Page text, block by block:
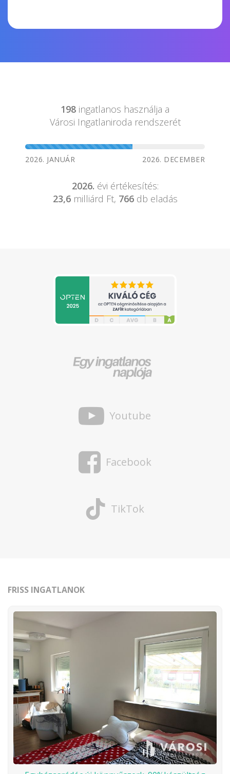
198 ingatlanos használja a
Városi Ingatlaniroda rendszerét
2026. JANUÁR 2026. DECEMBER
2026. évi értékesítés:
23,6milliárd Ft, 766db eladás
Youtube
Facebook
TikTok
FRISS INGATLANOK